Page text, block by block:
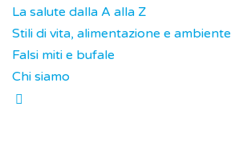
La salute dalla A alla Z
Stili di vita, alimentazione e ambiente
Falsi miti e bufale
Chi siamo